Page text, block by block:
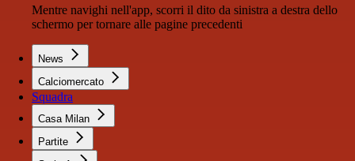
Mentre navighi nell'app, scorri il dito da sinistra a destra dello
schermo per tornare alle pagine precedenti
News
Calciomercato
Squadra
Casa Milan
Partite